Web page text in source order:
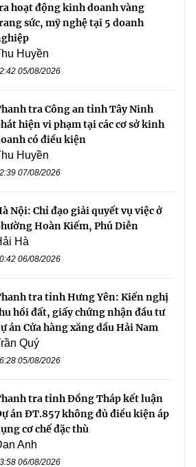
hoạt động kinh doanh vàng
sức, mỹ nghệ tại 5 doanh
Huyền
05/08/2026
tra Công an tỉnh Tây Ninh
hiện vi phạm tại các cơ sở kinh
có điều kiện
Huyền
07/08/2026
Nội: Chỉ đạo giải quyết vụ việc ở
Hoàn Kiếm, Phú Diễn
Hà
06/08/2026
tra tỉnh Hưng Yên: Kiến nghị
hồi đất, giấy chứng nhận đầu tư
án Cửa hàng xăng dầu Hải Nam
Quý
05/08/2026
tra tỉnh Đồng Tháp kết luận
án ĐT.857 không đủ điều kiện áp
cơ chế đặc thù
Anh
06/08/2026